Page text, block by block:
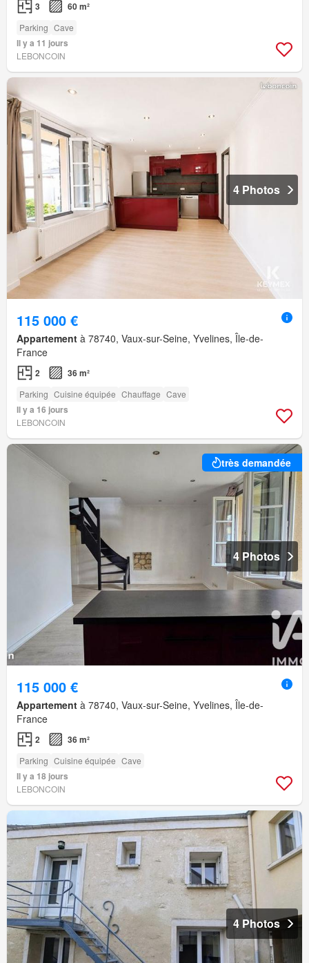
3 60 m²
Parking Cave
Il y a 11 jours
LEBONCOIN
4 Photos
115 000 €
Appartement à 78740, Vaux-sur-Seine, Yvelines, Île-de-
France
2 36 m²
Parking Cuisine équipée Chauffage Cave
Il y a 16 jours
LEBONCOIN
très demandée
4 Photos
115 000 €
Appartement à 78740, Vaux-sur-Seine, Yvelines, Île-de-
France
2 36 m²
Parking Cuisine équipée Cave
Il y a 18 jours
LEBONCOIN
4 Photos